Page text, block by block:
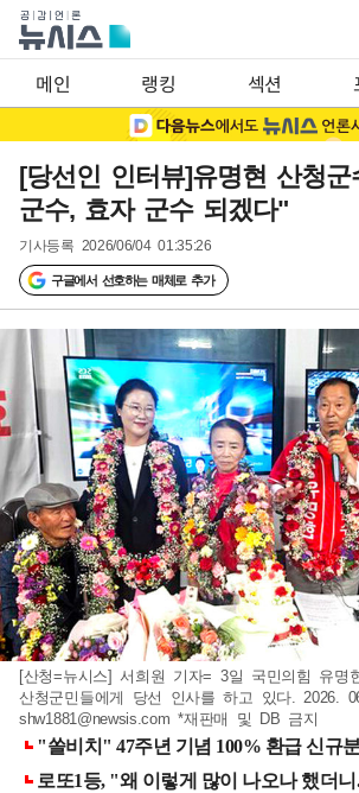
메인 랭킹 섹션
[당선인 인터뷰]유명현 산청
군수, 효자 군수 되겠다"
기사등록 2026/06/04 01:35:26
구글에서 선호하는 매체로 추가
[산청=뉴시스] 서희원 기자= 3일 국민의힘 유명
산청군민들에게 당선 인사를 하고 있다. 2026.
shw1881@newsis.com *재판매 및 DB 금지